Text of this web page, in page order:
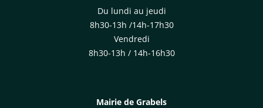
Du lundi au jeudi
8h30-13h /14h-17h30
Vendredi
8h30-13h / 14h-16h30
Mairie de Grabels